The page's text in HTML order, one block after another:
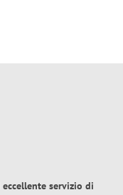
eccellente servizio di